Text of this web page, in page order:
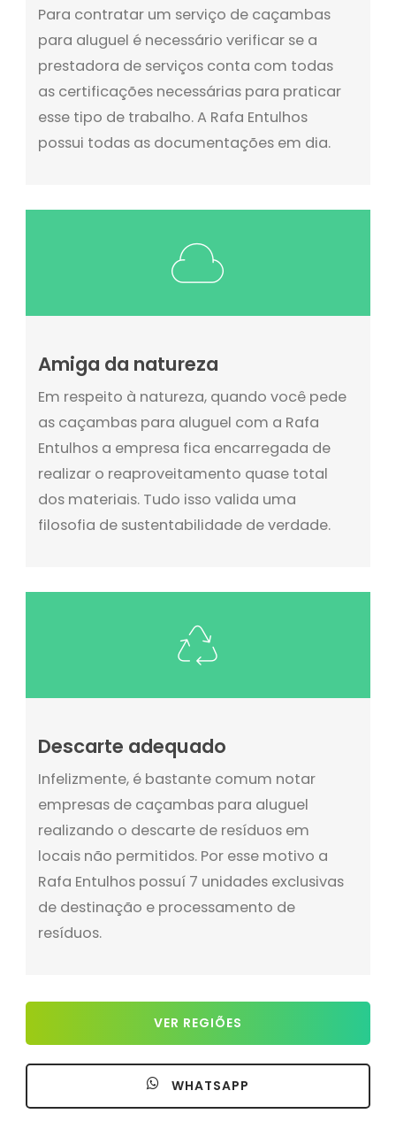
Para contratar um serviço de caçambas
para aluguel é necessário verificar se a
prestadora de serviços conta com todas
as certificações necessárias para praticar
esse tipo de trabalho. A Rafa Entulhos
possui todas as documentações em dia.
Amiga da natureza
Em respeito à natureza, quando você pede
as caçambas para aluguel com a Rafa
Entulhos a empresa fica encarregada de
realizar o reaproveitamento quase total
dos materiais. Tudo isso valida uma
filosofia de sustentabilidade de verdade.
Descarte adequado
Infelizmente, é bastante comum notar
empresas de caçambas para aluguel
realizando o descarte de resíduos em
locais não permitidos. Por esse motivo a
Rafa Entulhos possuí 7 unidades exclusivas
de destinação e processamento de
resíduos.
VER REGIÕES
WHATSAPP